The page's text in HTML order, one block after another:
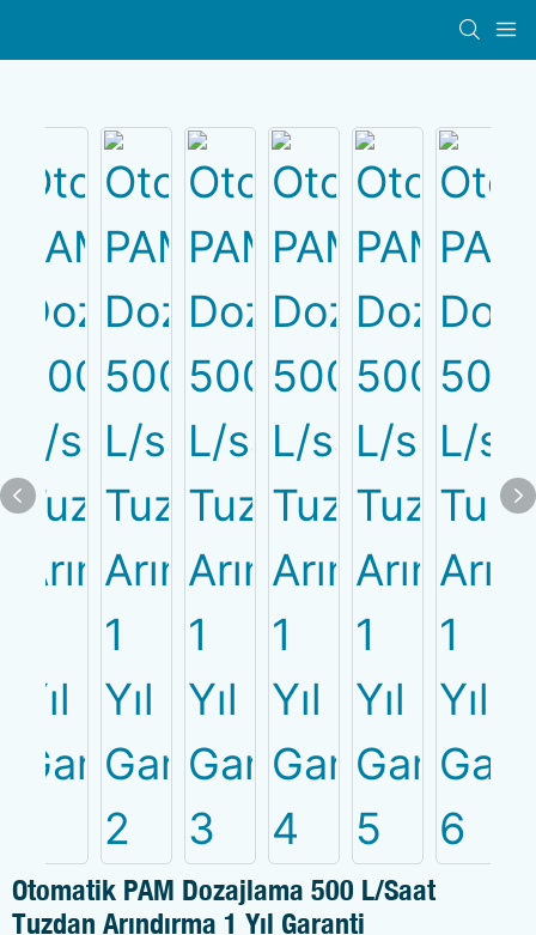
Otomatik PAM Dozajlama 500 L/saat
Tuzdan Arındırma 1 Yıl Garanti